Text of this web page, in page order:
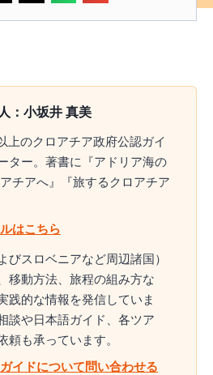
：小坂井 真美
上のクロアチア政府公認ガイ
ター。著書に『アドリア海の
チアへ』『旅するクロアチア
はこちら
びスロベニアなど周辺諸国）
移動方法、旅程の組み方な
践的な情報を発信していま
談や日本語ガイド、各ツア
頼も承っています。
イドについて問い合わせる